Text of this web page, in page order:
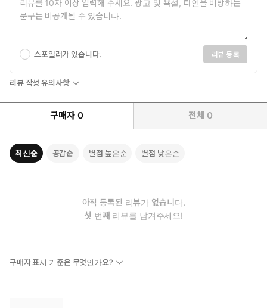
스포일러가 있습니다. 리뷰 등록
리뷰 작성 유의사항
구매자 0 전체 0
최신순 공감순 별점 높은순 별점 낮은순
아직 등록된 리뷰가 없습니다.
첫 번째 리뷰를 남겨주세요!
구매자 표시 기준은 무엇인가요?